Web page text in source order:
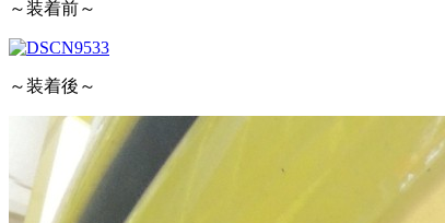
～装着前～
～装着後～